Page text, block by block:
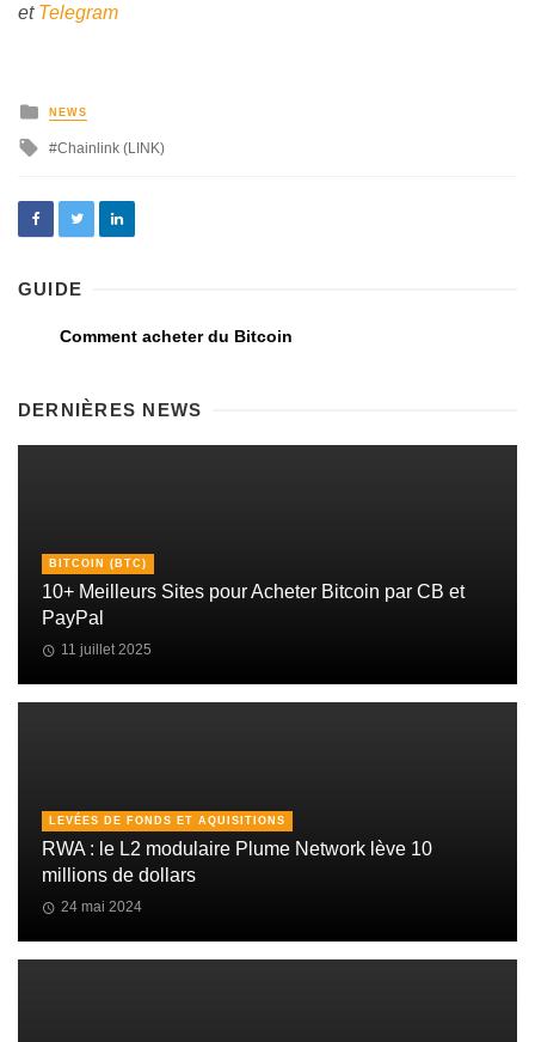
et Telegram
NEWS
Chainlink (LINK)
GUIDE
Comment acheter du Bitcoin
DERNIÈRES NEWS
BITCOIN (BTC)
10+ Meilleurs Sites pour Acheter Bitcoin par CB et
PayPal
11 juillet 2025
LEVÉES DE FONDS ET AQUISITIONS
RWA : le L2 modulaire Plume Network lève 10
millions de dollars
24 mai 2024